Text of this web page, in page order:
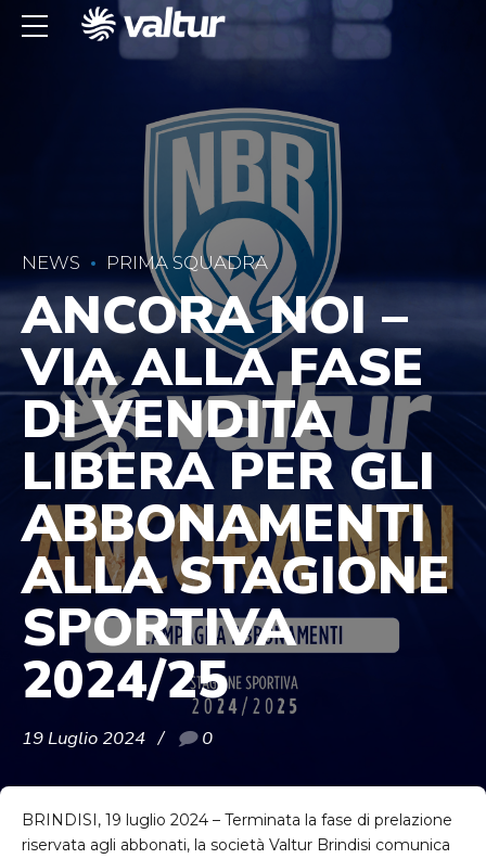
NEWS PRIMA SQUADRA
ANCORA NOI –
VIA ALLA FASE
DI VENDITA
LIBERA PER GLI
ABBONAMENTI
ALLA STAGIONE
SPORTIVA
2024/25
19 Luglio 2024 0
BRINDISI, 19 luglio 2024 – Terminata la fase di prelazione
riservata agli abbonati, la società Valtur Brindisi comunica